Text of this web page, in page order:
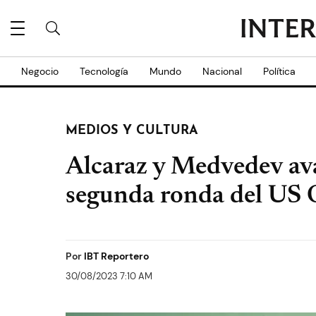
Negocio Tecnología Mundo Nacional Política
MEDIOS Y CULTURA
Alcaraz y Medvedev
segunda ronda del US
Por IBT Reportero
30/08/2023 7:10 AM